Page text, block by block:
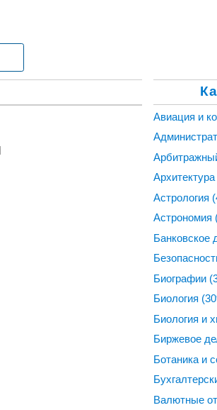
Авиация и
Архитектура
Астрология
Астрономия
Банковское
Биографии
Биология
Биология и
Биржевое
Ботаника и
Валютные